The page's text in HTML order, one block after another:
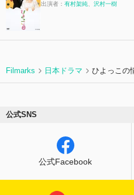
出演者： 有村架純 沢村一樹
Filmarks 日本ドラマ ひよっこの
公式SNS
公式Facebook